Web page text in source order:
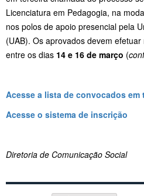
Licenciatura em Pedagogia, na
nos polos de apoio presencial pela
(UAB). Os aprovados devem
entre os dias 14 e 16 de março (
Acesse a lista de convocados em
Acesse o sistema de inscrição
Diretoria de Comunicação Social